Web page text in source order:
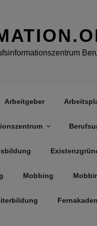
Arbeitgeber
Mobbing